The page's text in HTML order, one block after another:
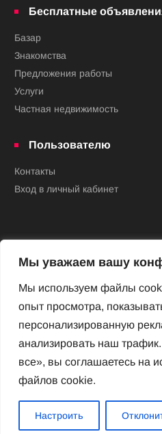
Мы уважаем вашу
Мы используем файлы
опыт просмотра,
персонализированную
анализировать наш
все», вы соглашаетесь на
файлов cookie.
Настроить
Бесплатные
Базар
Знакомства
Предложения работы
Услуги
Частная недвижимость
Пользователю
Контакты
Вход в личный кабинет
Новый Венский журнал
Архив номеров
Impressum
Новый